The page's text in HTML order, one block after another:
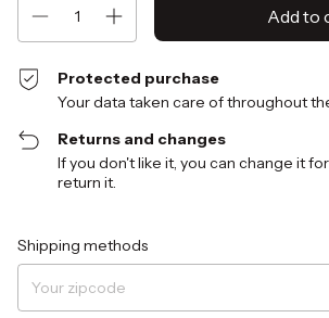
Protected purchase
Your data taken care of throughout
Returns and changes
If you don't like it, you can change it
return it.
Shipping for zipcode:
Shipping methods